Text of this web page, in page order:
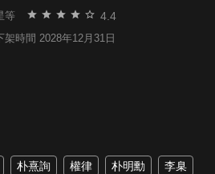
等 4.4
架時間 2028年12月31日
朴熹詢 權律 朴明勳 李臬